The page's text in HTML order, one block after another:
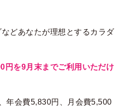
などあなたが理想とするカラダ
円を9月末までご利用いただけ
会費5,830円、月会費5,500